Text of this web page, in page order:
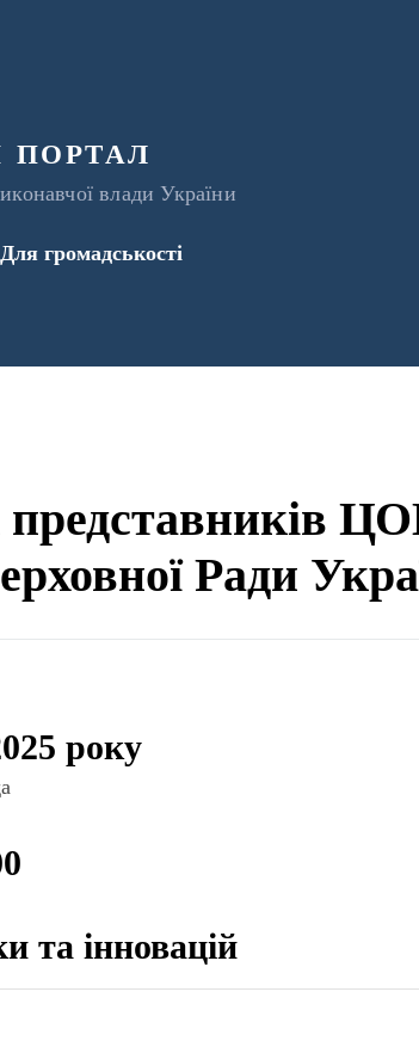
портал
влади України
Для громадськості
Уряду та представників ЦОВВ у засіданнях
представників
Ради
року
та інновацій